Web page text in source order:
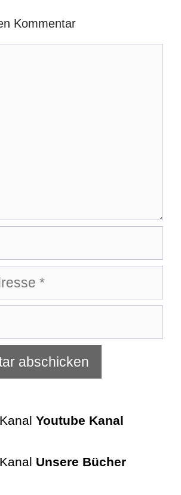
Kommentar
Youtube Kanal
Unsere Bücher